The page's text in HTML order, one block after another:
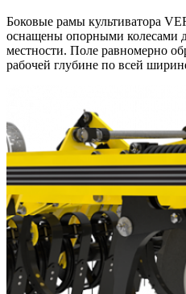
Боковые рамы культиватора
оснащены опорными колесами
местности. Поле равномерно
рабочей глубине по всей